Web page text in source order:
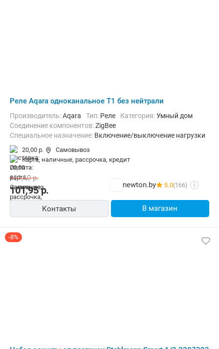
Реле Aqara одноканальное T1 без нейтрали
Производитель:Aqara Тип: Реле Категория:Умный дом
Соединение компонентов:ZigBee
Специальное назначение: Включение/выключение нагрузки
20,00 р.
Самовывоз
карта, наличные, рассрочка, кредит
101,95р.
111,10р.
newton.by 5.0(166) i
Контакты В магазин
-8%